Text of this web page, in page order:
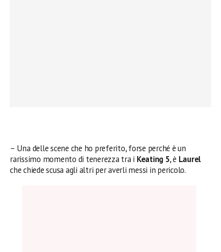
– Una delle scene che ho preferito, forse perché è un
rarissimo momento di tenerezza tra i Keating 5, è Laurel
che chiede scusa agli altri per averli messi in pericolo.